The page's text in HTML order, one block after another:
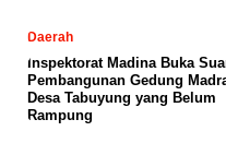
Daerah
Inspektorat Madina Buka
Pembangunan Gedung
Desa Tabuyung yang Belum
Rampung